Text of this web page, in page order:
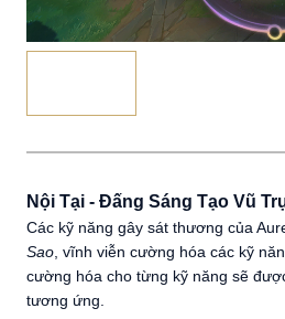
Nội Tại - Đấng Sáng Tạo Vũ
Các kỹ năng gây sát thương của
Sao , vĩnh viễn cường hóa các kỹ
cường hóa cho từng kỹ năng sẽ
tương ứng.